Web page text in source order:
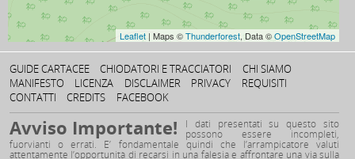
Leaflet | Maps ©Thunderforest, Data ©OpenStreetMap
GUIDE CARTACEE CHIODATORI E TRACCIATORI
CHI SIAMO
MANIFESTO
LICENZA DISCLAIMER PRIVACY
REQUISITI
CONTATTI
CREDITS FACEBOOK
Avviso Importante! I dati presentati su questo sito
possono essere incompleti,
fuorvianti o errati. E’ fondamentale quindi che l’arrampicatore valuti
attentamente l’opportunità di recarsi in una falesia e affrontare una via sulla